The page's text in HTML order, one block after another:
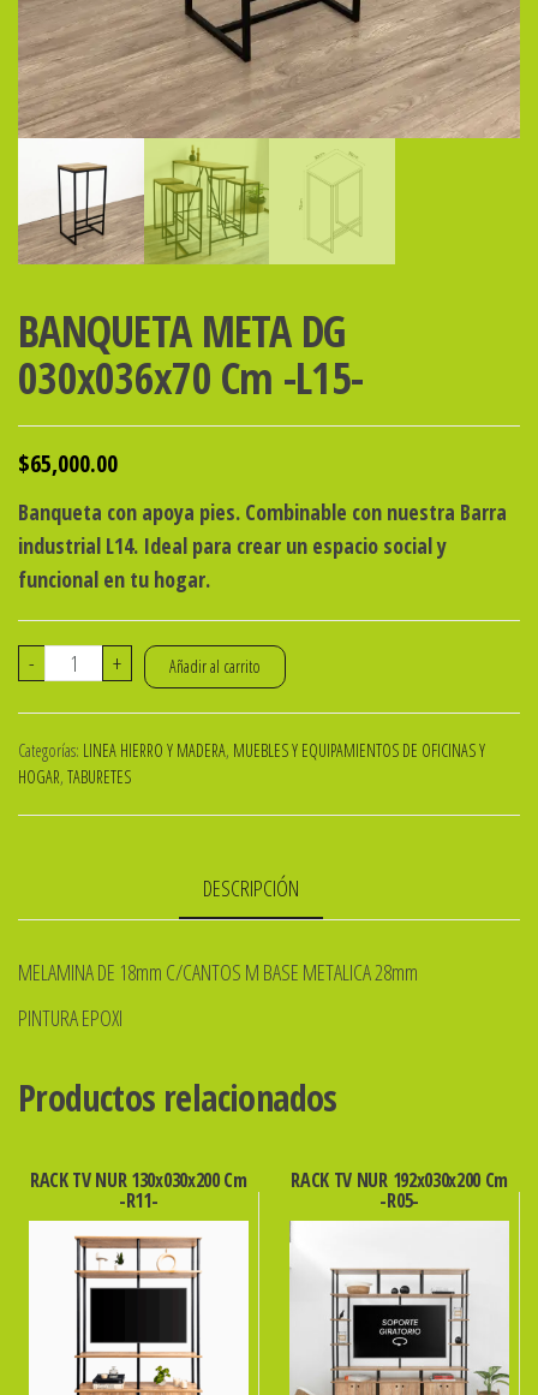
BANQUETA META DG
030x036x70 Cm -L15-
$65,000.00
Banqueta con apoya pies. Combinable con nuestra Barra
industrial L14. Ideal para crear un espacio social y
funcional en tu hogar.
-
BANQUETA
030x036x70
Cm
+ Añadir al carrito
Categorías: LINEA HIERRO Y MADERA, MUEBLES Y EQUIPAMIENTOS DE OFICINAS Y
HOGAR, TABURETES
DESCRIPCIÓN
MELAMINA DE 18mm C/CANTOS M BASE METALICA 28mm
PINTURA EPOXI
Productos relacionados
RACK TV NUR 130x030x200 Cm
-R11-
RACK TV NUR 192x030x200 Cm
-R05-